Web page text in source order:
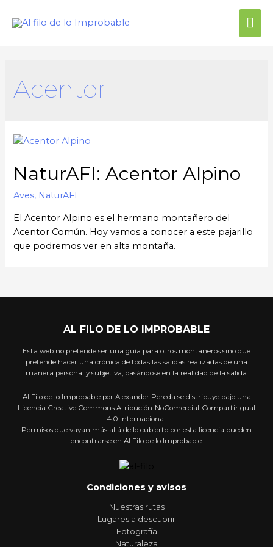
Acentor
NaturAFI: Acentor Alpino
Aves, NaturAFI
El Acentor Alpino es el hermano montañero del
Acentor Común. Hoy vamos a conocer a este pajarillo
que podremos ver en alta montaña.
AL FILO DE LO IMPROBABLE
Esta web no pretende ser una guía para otros montañeros sino que
pretende hacer una crónica de todas las salidas realizadas de una
manera personal y subjetiva, basándose en la realidad de la salida.
Al Filo de lo Improbable por Alexander Pereda se distribuye bajo una
Licencia Creative Commons Atribución-NoComercial-CompartirIgual
4.0 Internacional.
Permisos que vayan más allá de lo cubierto por esta licencia pueden
encontrarse en Al Filo de lo Improbable.
Condiciones y avisos
Nuestras rutas
Lugares a descubrir
Fotografía
Naturaleza